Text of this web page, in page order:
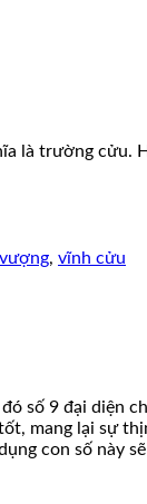
là trường
, vĩnh cửu
số 9 đại diện
mang lại sự
con số này